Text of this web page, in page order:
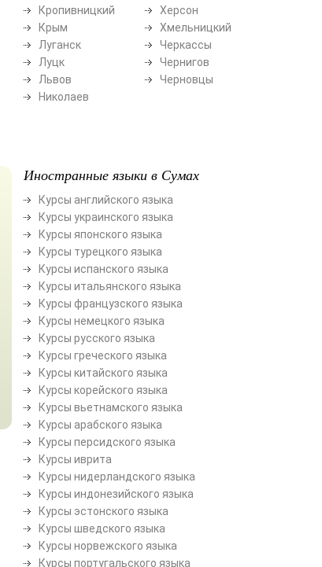
Кропивницкий
Крым
Луганск
Луцк
Львов
Николаев
Херсон
Хмельницкий
Черкассы
Чернигов
Черновцы
Иностранные языки в Сумах
Курсы английского языка
Курсы украинского языка
Курсы японского языка
Курсы турецкого языка
Курсы испанского языка
Курсы итальянского языка
Курсы французского языка
Курсы немецкого языка
Курсы русского языка
Курсы греческого языка
Курсы китайского языка
Курсы корейского языка
Курсы вьетнамского языка
Курсы арабского языка
Курсы персидского языка
Курсы иврита
Курсы нидерландского языка
Курсы индонезийского языка
Курсы эстонского языка
Курсы шведского языка
Курсы норвежского языка
Курсы португальского языка